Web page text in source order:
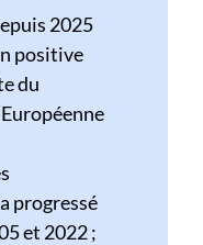
2025
positive
du
progressé
et 2022 ;